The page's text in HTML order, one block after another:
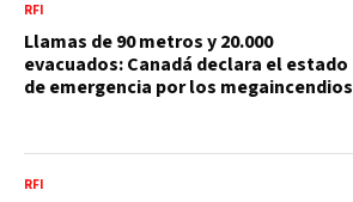
RFI
Llamas de 90 metros y 20.000
evacuados: Canadá declara el estado
de emergencia por los megaincendios
RFI